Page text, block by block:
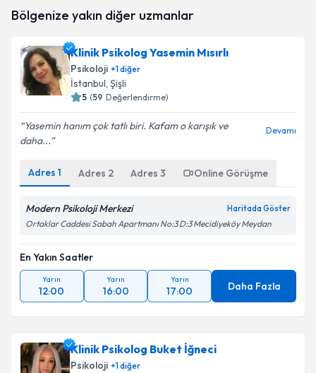
Bölgenize yakın diğer uzmanlar
Klinik Psikolog Yasemin Mısırlı
Psikoloji +1diğer
İstanbul, Şişli
5 (59 Değerlendirme)
Yasemin hanım çok tatlı biri. Kafam o karışık ve
daha...
Devamı
Adres 1 Adres 2 Adres 3 Online Görüşme
Modern Psikoloji Merkezi Haritada Göster
Ortaklar Caddesi Sabah Apartmanı No:3 D:3 Mecidiyeköy Meydan
En Yakın Saatler
Yarın
12:00
Yarın
16:00
Yarın
17:00 Daha Fazla
Klinik Psikolog Buket İğneci
Psikoloji +1diğer